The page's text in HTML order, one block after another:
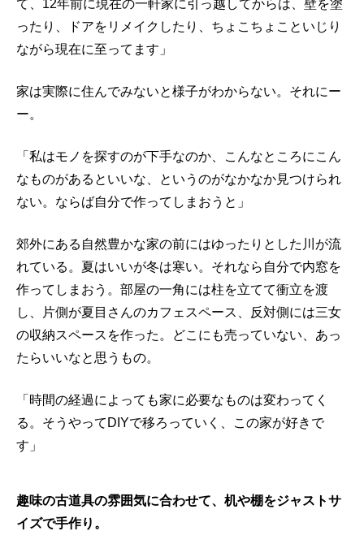
て、12年前に現在の一軒家に引っ越してからは、壁を塗
ったり、ドアをリメイクしたり、ちょこちょこといじり
ながら現在に至ってます」
家は実際に住んでみないと様子がわからない。それにー
ー。
「私はモノを探すのが下手なのか、こんなところにこん
なものがあるといいな、というのがなかなか見つけられ
ない。ならば自分で作ってしまおうと」
郊外にある自然豊かな家の前にはゆったりとした川が流
れている。夏はいいが冬は寒い。それなら自分で内窓を
作ってしまおう。部屋の一角には柱を立てて衝立を渡
し、片側が夏目さんのカフェスペース、反対側には三女
の収納スペースを作った。どこにも売っていない、あっ
たらいいなと思うもの。
「時間の経過によっても家に必要なものは変わってく
る。そうやってDIYで移ろっていく、この家が好きで
す」
趣味の古道具の雰囲気に合わせて、机や棚をジャストサ
イズで手作り。